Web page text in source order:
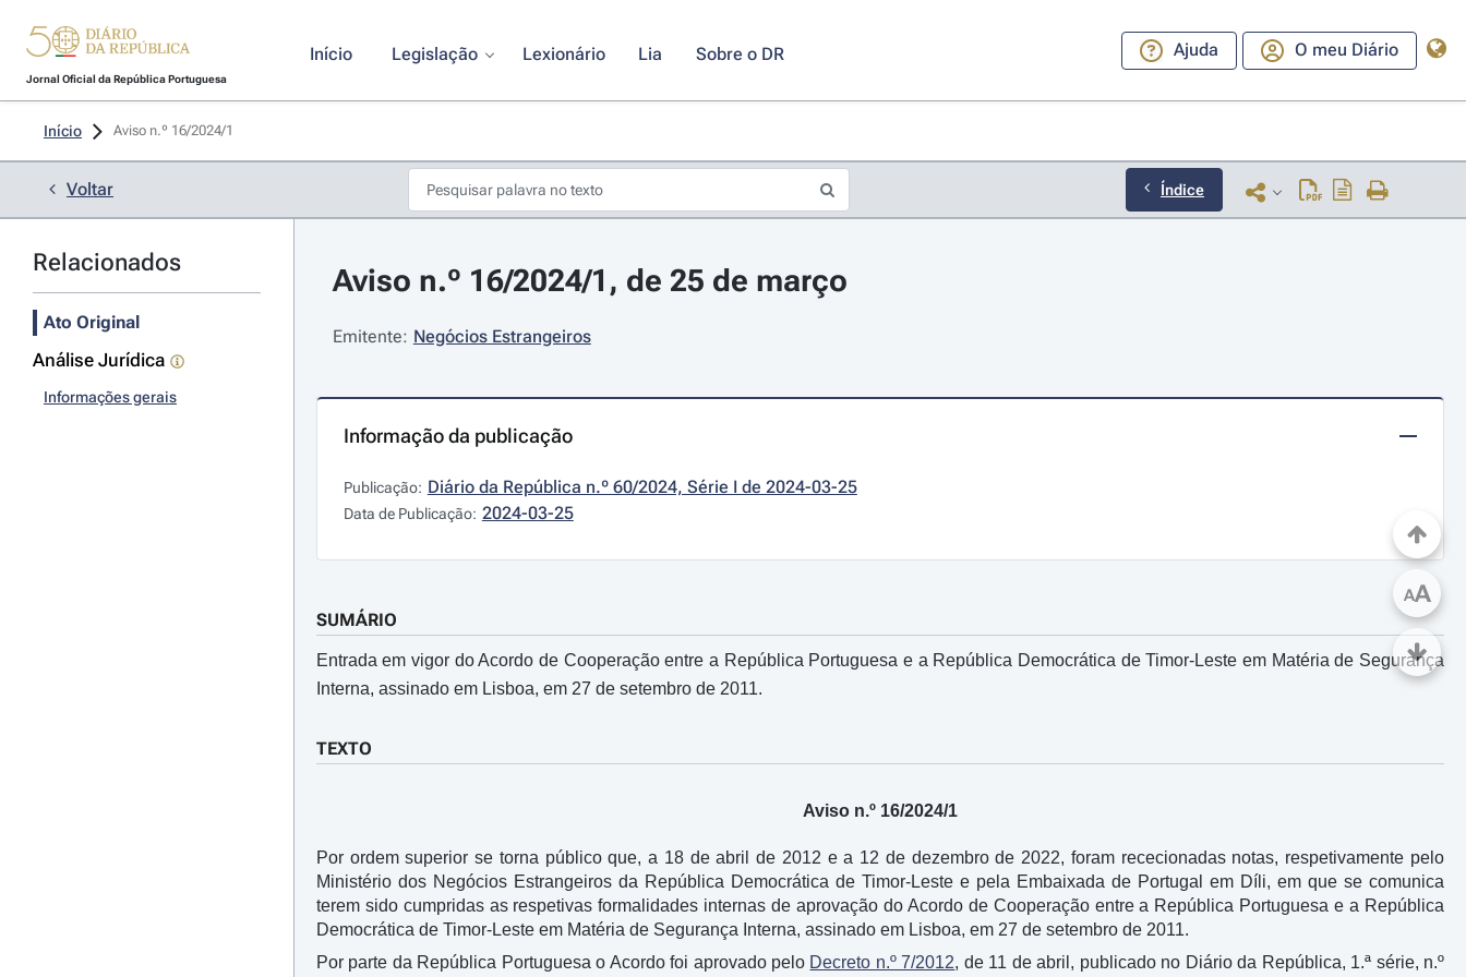
Jornal Oficial da República Portuguesa
Início Legislação Lexionário Lia Sobre o DR Ajuda O meu Diário
Início Aviso n.º 16/2024/1
Voltar Índice
Relacionados
Ato Original
Análise Jurídica
Informações gerais
Aviso n.º 16/2024/1, de 25 de março
Emitente: Negócios Estrangeiros
Informação da publicação
Publicação: Diário da República n.º 60/2024, Série I de 2024-03-25
Data de Publicação: 2024-03-25
SUMÁRIO
Entrada em vigor do Acordo de Cooperação entre a República Portuguesa e a República Democrática de Timor-Leste em Matéria de Segurança
Interna, assinado em Lisboa, em 27 de setembro de 2011.
TEXTO
Aviso n.º 16/2024/1
Por ordem superior se torna público que, a 18 de abril de 2012 e a 12 de dezembro de 2022, foram rececionadas notas, respetivamente pelo
Ministério dos Negócios Estrangeiros da República Democrática de Timor-Leste e pela Embaixada de Portugal em Díli, em que se comunica
terem sido cumpridas as respetivas formalidades internas de aprovação do Acordo de Cooperação entre a República Portuguesa e a República
Democrática de Timor-Leste em Matéria de Segurança Interna, assinado em Lisboa, em 27 de setembro de 2011.
Por parte da República Portuguesa o Acordo foi aprovado pelo Decreto n.º 7/2012, de 11 de abril, publicado no Diário da República, 1.ª série, n.º
AA